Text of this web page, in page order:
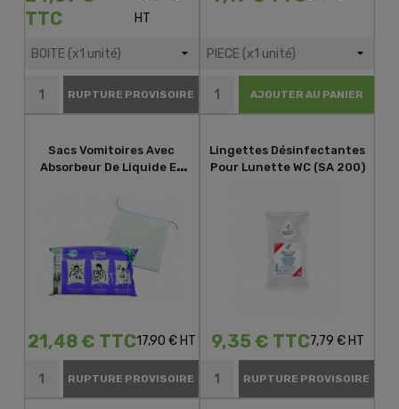
TTC
HT
RUPTURE PROVISOIRE AJOUTER AU PANIER
Sacs Vomitoires Avec
Absorbeur De Liquide Et
21,48 € TTC17,90 € HT
RUPTURE PROVISOIRE
Lingettes Désinfectantes
Pour Lunette WC (SA 200)
9,35 € TTC7,79 € HT
RUPTURE PROVISOIRE